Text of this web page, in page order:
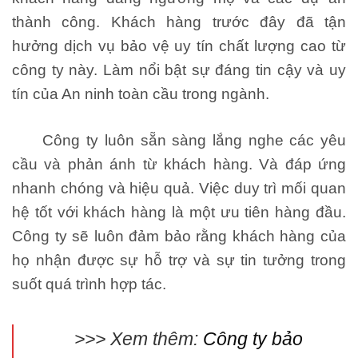
thành công. Khách hàng trước đây đã tận
hưởng dịch vụ bảo vệ uy tín chất lượng cao từ
công ty này. Làm nổi bật sự đáng tin cậy và uy
tín của An ninh toàn cầu trong ngành.
Công ty luôn sẵn sàng lắng nghe các yêu
cầu và phản ánh từ khách hàng. Và đáp ứng
nhanh chóng và hiệu quả. Việc duy trì mối quan
hệ tốt với khách hàng là một ưu tiên hàng đầu.
Công ty sẽ luôn đảm bảo rằng khách hàng của
họ nhận được sự hỗ trợ và sự tin tưởng trong
suốt quá trình hợp tác.
>>> Xem thêm: Công ty bảo